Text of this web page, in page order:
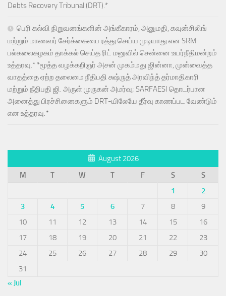
Debts Recovery Tribunal (DRT).*
பெரி கல்வி நிறுவனங்களின் அங்கீகாரம், அனுமதி, கவுன்சிலிங்
மற்றும் மாணவர் சேர்க்கையை ரத்து செய்ய முடியாது என SRM
பல்கலைகழகம் தாக்கல் செய்த ரிட் மனுவில் சென்னை உயர்நீதிமன்றம்
உத்தரவு.* *மூத்த வழக்கறிஞர் அசன் முகம்மது ஜின்னா, முன்வைத்த
வாதத்தை ஏற்ற தலைமை நீதிபதி சுஷ்ருத் அரவிந்த் தர்மாதிகாரி
மற்றும் நீதிபதி ஜி. அருள் முருகன் அமர்வு; SARFAESI தொடர்பான
அனைத்து பிரச்சினைகளும் DRT-யிலேயே தீர்வு காணப்பட வேண்டும்
என உத்தரவு.*
August 2026
M
T W T F S
S
1
2
3
4 5 6 7 8
9
10
11 12 13 14 15
16
17
18 19 20 21 22
23
24
25 26 27 28 29
30
31
« Jul